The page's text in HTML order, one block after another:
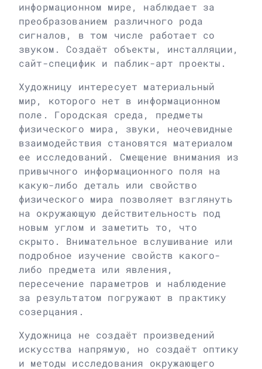
информационном мире, наблюдает за
преобразованием различного рода
сигналов, в том числе работает со
звуком. Создаёт объекты, инсталляции,
сайт-специфик и паблик-арт проекты.
Художницу интересует материальный
мир, которого нет в информационном
поле. Городская среда, предметы
физического мира, звуки, неочевидные
взаимодействия становятся материалом
ее исследований. Смещение внимания из
привычного информационного поля на
какую-либо деталь или свойство
физического мира позволяет взглянуть
на окружающую действительность под
новым углом и заметить то, что
скрыто. Внимательное вслушивание или
подробное изучение свойств какого-
либо предмета или явления,
пересечение параметров и наблюдение
за результатом погружают в практику
созерцания.
Художница не создаёт произведений
искусства напрямую, но создаёт оптику
и методы исследования окружающего